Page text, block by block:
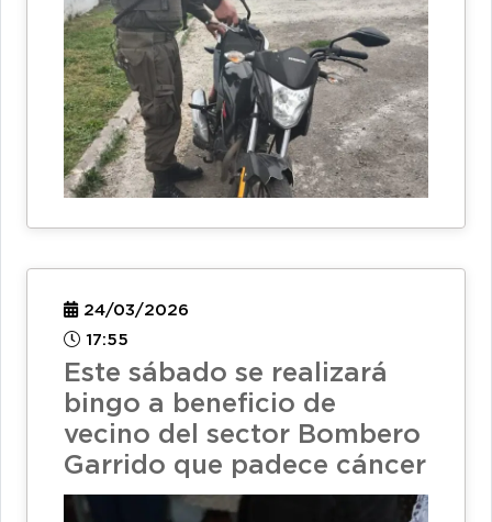
24/03/2026
17:55
Este sábado se realizará
bingo a beneficio de
vecino del sector Bombero
Garrido que padece cáncer